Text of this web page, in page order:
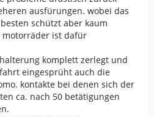
ausfürungen. wobei das
schützt aber kaum
ist dafür
komplett zerlegt und
eingesprüht auch die
kontakte bei denen sich der
ca. nach 50 betätigungen